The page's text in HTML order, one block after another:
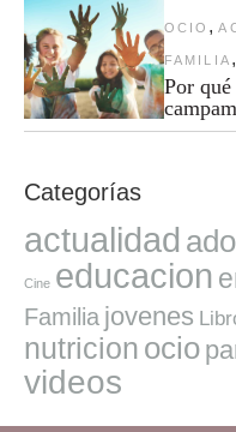
OCIO ,
FAMILIA ,
Por
Categorías
actualidad
Cine educacion
Familia jovenes
nutricion ocio
videos